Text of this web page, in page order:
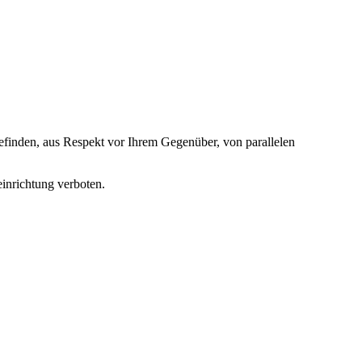
aus Respekt vor Ihrem Gegenüber, von parallelen
verboten.